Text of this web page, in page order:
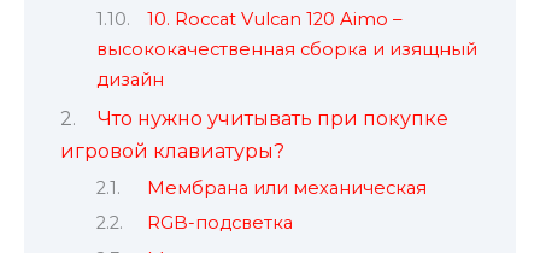
10. Roccat Vulcan 120 Aimo –
высококачественная сборка и изящный
дизайн
Что нужно учитывать при покупке
игровой клавиатуры?
Мембрана или механическая
RGB-подсветка